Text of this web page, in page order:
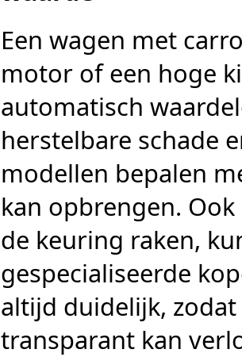
Een wagen met
motor of een hoge
automatisch
herstelbare schade
modellen bepalen
kan opbrengen.
de keuring raken,
gespecialiseerde
altijd duidelijk,
transparant kan